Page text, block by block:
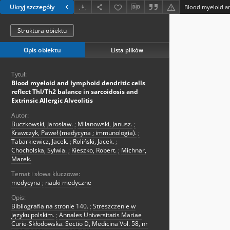
Ukryj szczegóły
Struktura obiektu
Opis obiektu Lista plików
Tytuł:
Blood myeloid and lymphoid dendritic cells
reflect Thl/Th2 balance in sarcoidosis and
Extrinsic Allergic Alveolitis
Autor:
Buczkowski, Jarosław. ; Milanowski, Janusz. ;
Krawczyk, Paweł (medycyna ; immunologia). ;
Tabarkiewicz, Jacek. ; Roliński, Jacek. ;
Chocholska, Sylwia. ; Kieszko, Robert. ; Michnar,
Marek.
Temat i słowa kluczowe:
medycyna ; nauki medyczne
Opis:
Bibliografia na stronie 140. ; Streszczenie w
języku polskim. ; Annales Universitatis Mariae
Curie-Skłodowska. Sectio D, Medicina Vol. 58, nr